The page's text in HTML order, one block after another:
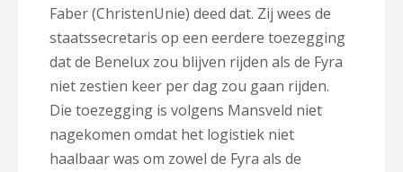
Faber (ChristenUnie) deed dat. Zij wees de
staatssecretaris op een eerdere toezegging
dat de Benelux zou blijven rijden als de Fyra
niet zestien keer per dag zou gaan rijden.
Die toezegging is volgens Mansveld niet
nagekomen omdat het logistiek niet
haalbaar was om zowel de Fyra als de